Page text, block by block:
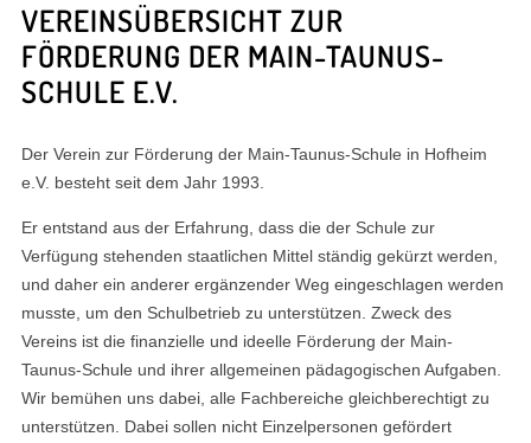
VEREINSÜBERSICHT ZUR
FÖRDERUNG DER MAIN-TAUNUS-
SCHULE E.V.
Der Verein zur Förderung der Main-Taunus-Schule in Hofheim
e.V. besteht seit dem Jahr 1993.
Er entstand aus der Erfahrung, dass die der Schule zur
Verfügung stehenden staatlichen Mittel ständig gekürzt werden,
und daher ein anderer ergänzender Weg eingeschlagen werden
musste, um den Schulbetrieb zu unterstützen. Zweck des
Vereins ist die finanzielle und ideelle Förderung der Main-
Taunus-Schule und ihrer allgemeinen pädagogischen Aufgaben.
Wir bemühen uns dabei, alle Fachbereiche gleichberechtigt zu
unterstützen. Dabei sollen nicht Einzelpersonen gefördert